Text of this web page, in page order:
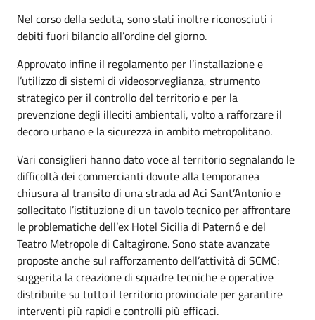
Nel corso della seduta, sono stati inoltre riconosciuti i
debiti fuori bilancio all’ordine del giorno.
Approvato infine il regolamento per l’installazione e
l’utilizzo di sistemi di videosorveglianza, strumento
strategico per il controllo del territorio e per la
prevenzione degli illeciti ambientali, volto a rafforzare il
decoro urbano e la sicurezza in ambito metropolitano.
Vari consiglieri hanno dato voce al territorio segnalando le
difficoltà dei commercianti dovute alla temporanea
chiusura al transito di una strada ad Aci Sant’Antonio e
sollecitato l’istituzione di un tavolo tecnico per affrontare
le problematiche dell’ex Hotel Sicilia di Paternó e del
Teatro Metropole di Caltagirone. Sono state avanzate
proposte anche sul rafforzamento dell’attività di SCMC:
suggerita la creazione di squadre tecniche e operative
distribuite su tutto il territorio provinciale per garantire
interventi più rapidi e controlli più efficaci.